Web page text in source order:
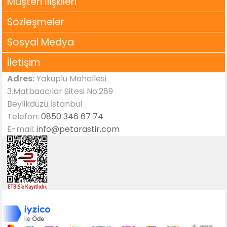
Sözleşmeler
Sosyal Medya
İletişim
Adres:Yakuplu Mahallesi
3.Matbaacılar Sitesi No:289
Beylikdüzü İstanbul
Telefon:0850 346 67 74
E-mail:info@petarastir.com